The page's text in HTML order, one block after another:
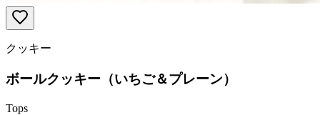
クッキー
ボールクッキー（いちご＆プレーン）
Tops